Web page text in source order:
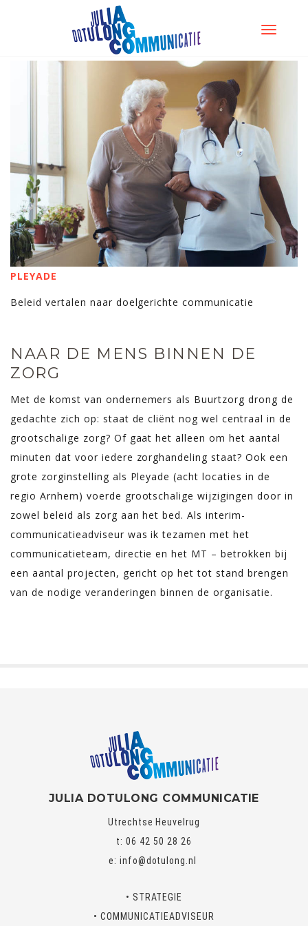
TOGGLE
PLEYADE
Beleid vertalen naar doelgerichte communicatie
NAAR DE MENS BINNEN DE
ZORG
Met de komst van ondernemers als Buurtzorg drong de
gedachte zich op: staat de cliënt nog wel centraal in de
grootschalige zorg? Of gaat het alleen om het aantal
minuten dat voor iedere zorghandeling staat? Ook een
grote zorginstelling als Pleyade (acht locaties in de
regio Arnhem) voerde grootschalige wijzigingen door in
zowel beleid als zorg aan het bed. Als interim-
communicatieadviseur was ik tezamen met het
communicatieteam, directie en het MT – betrokken bij
een aantal projecten, gericht op het tot stand brengen
van de nodige veranderingen binnen de organisatie.
JULIA DOTULONG COMMUNICATIE
Utrechtse Heuvelrug
t: 06 42 50 28 26
e: info@dotulong.nl
• STRATEGIE
• COMMUNICATIEADVISEUR